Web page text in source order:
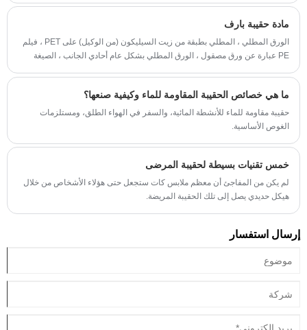
مادة حقيبة بارف
الورق المطلي ، المطلي بطبقة من زيت السيليكون (من الوكيل) على PET ، فيلم
PE عبارة عن ورق مصقول ، الورق المطلي بشكل عام أحادي الجانب ، الصيغة
الوزن).
ما هي خصائص الحقيبة المقاومة للماء وكيفية صنعها؟
حقيبة مقاومة للماء للأنشطة المائية، والسفر في الهواء الطلق، ومستلزمات
الغوص الأساسية.
خمس تقنيات بسيطة لحقيبة المرضى
لم يكن من المفاجئ أن معظم ملابس كات ستجعل حتى هؤلاء الأشخاص من خلال
هيكل حديدي يصل إلى تلك الحقيبة المريضة.
إرسال استفسار